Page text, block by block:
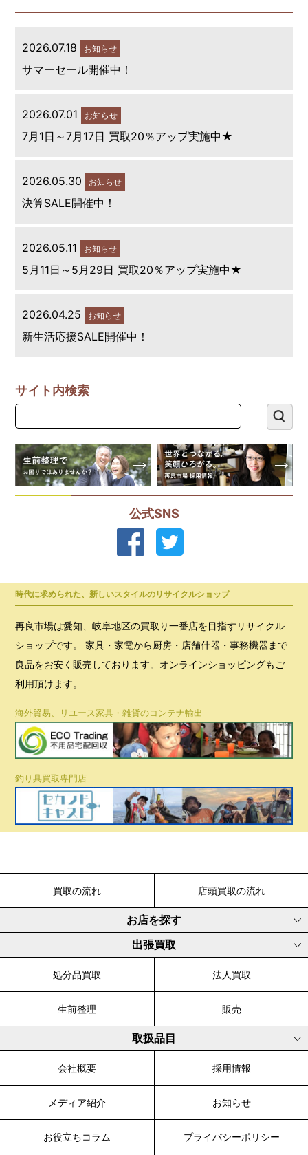
2026.07.18 お知らせ
サマーセール開催中！
2026.07.01 お知らせ
7月1日～7月17日 買取20％アップ実施中★
2026.05.30 お知らせ
決算SALE開催中！
2026.05.11 お知らせ
5月11日～5月29日 買取20％アップ実施中★
2026.04.25 お知らせ
新生活応援SALE開催中！
サイト内検索
公式SNS
時代に求められた、新しいスタイルのリサイクルショップ
再良市場は愛知、岐阜地区の買取り一番店を目指すリサイクル
ショップです。 家具・家電から厨房・店舗什器・事務機器まで
良品をお安く販売しております。オンラインショッピングもご
利用頂けます。
海外貿易、リユース家具・雑貨のコンテナ輸出
釣り具買取専門店
買取の流れ 店頭買取の流れ
お店を探す
出張買取
処分品買取 法人買取
生前整理 販売
取扱品目
会社概要 採用情報
メディア紹介 お知らせ
お役立ちコラム プライバシーポリシー